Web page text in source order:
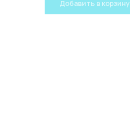
Добавить в корзину